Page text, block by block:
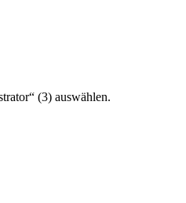
(3) auswählen.